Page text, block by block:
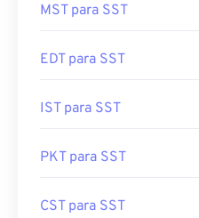
MST para SST
EDT para SST
IST para SST
PKT para SST
CST para SST